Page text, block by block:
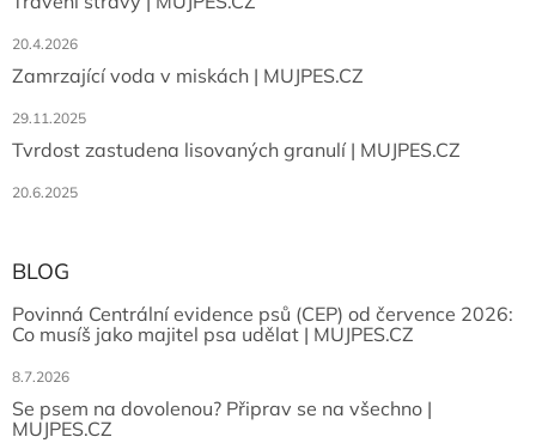
20.4.2026
Zamrzající voda v miskách | MUJPES.CZ
29.11.2025
Tvrdost zastudena lisovaných granulí | MUJPES.CZ
20.6.2025
BLOG
Povinná Centrální evidence psů (CEP) od července 2026:
Co musíš jako majitel psa udělat | MUJPES.CZ
8.7.2026
Se psem na dovolenou? Připrav se na všechno |
MUJPES.CZ